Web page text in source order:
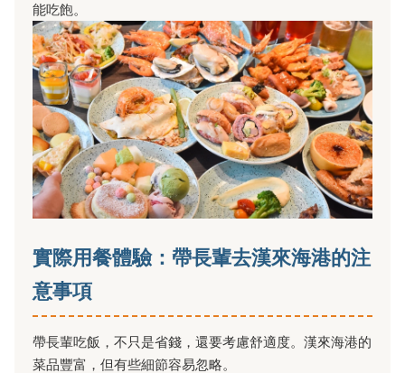
能吃飽。
實際用餐體驗：帶長輩去漢來海港的注
意事項
帶長輩吃飯，不只是省錢，還要考慮舒適度。漢來海港的
菜品豐富，但有些細節容易忽略。